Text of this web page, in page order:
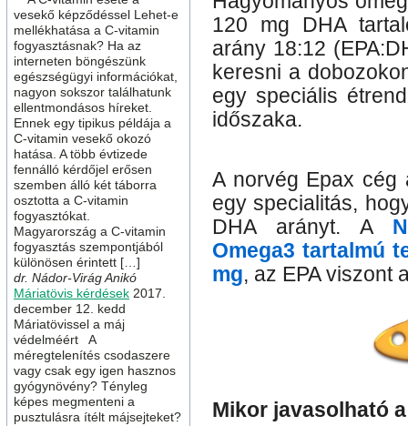
vesekő képződéssel Lehet-e
mellékhatása a C-vitamin
fogyasztásnak? Ha az
interneten böngészünk
egészségügyi információkat,
nagyon sokszor találhatunk
ellentmondásos híreket.
Ennek egy tipikus példája a
C-vitamin vesekő okozó
hatása. A több évtizede
fennálló kérdőjel erősen
szemben álló két táborra
osztotta a C-vitamin
fogyasztókat.
Magyarország a C-vitamin
fogyasztás szempontjából
különösen érintett […]
dr. Nádor-Virág Anikó
Máriatövis kérdések 2017.
december 12. kedd
Máriatövissel a máj
védelméért A
méregtelenítés csodaszere
vagy csak egy igen hasznos
gyógynövény? Tényleg
képes megmenteni a
pusztulásra ítélt májsejteket?
120 mg DHA
arány 18:12
keresni a
egy speciális
időszaka.
A norvég Epax cég
egy specialitás,
DHA arányt. A
Omega3 tartalmú
mg, az EPA viszont
Mikor javasolható